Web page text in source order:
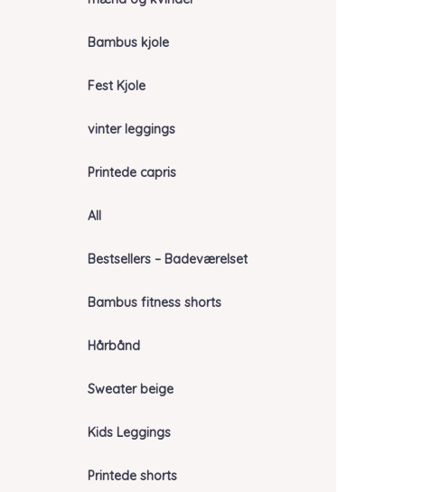
Bambus kjole
Fest Kjole
vinter leggings
Printede capris
All
Bestsellers – Badeværelset
Bambus fitness shorts
Hårbånd
Sweater beige
Kids Leggings
Printede shorts